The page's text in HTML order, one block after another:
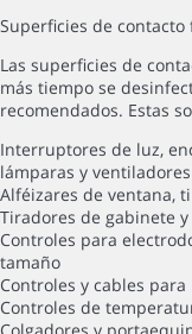
Superficies de contacto
Las superficies de
más tiempo se
recomendados. Estas
Interruptores de luz,
lámparas y ventiladores
Alféizares de ventana,
Tiradores de gabinete
Controles para
tamaño
Controles y cables
Controles de